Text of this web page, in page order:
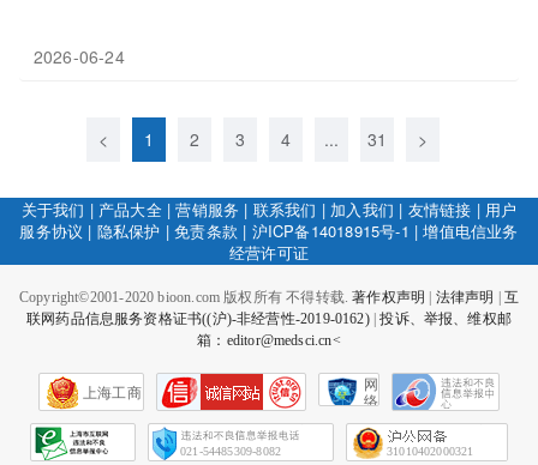
2026-06-24
< 1 2 3 4 ... 31 >
关于我们 | 产品大全|营销服务 | 联系我们 | 加入我们 | 友情链接 | 用户
服务协议 | 隐私保护 |免责条款 | 沪ICP备14018915号-1 |增值电信业务
经营许可证
Copyright©2001-2020 bioon.com 版权所有 不得转载.著作权声明 法律声明
互
联网药品信息服务资格证书((沪)-非经营性-2019-0162)|投诉、举报、维权邮
箱：editor@medsci.cn<
上海工商
网
络
会
征
021-54485309-8082 31010402000321